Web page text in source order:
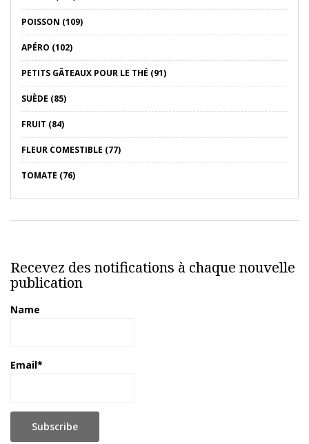
POISSON (109)
APÉRO (102)
PETITS GÂTEAUX POUR LE THÉ (91)
SUÈDE (85)
FRUIT (84)
FLEUR COMESTIBLE (77)
TOMATE (76)
Recevez des notifications à chaque nouvelle
publication
Name
Email*